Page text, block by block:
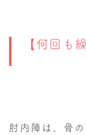
【何回も
肘内障は、骨